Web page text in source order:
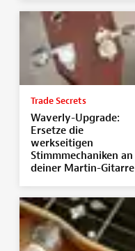
Trade Secrets
Waverly-Upgrade:
Ersetze die
werkseitigen
Stimmmechaniken an
deiner Martin-Gitarre